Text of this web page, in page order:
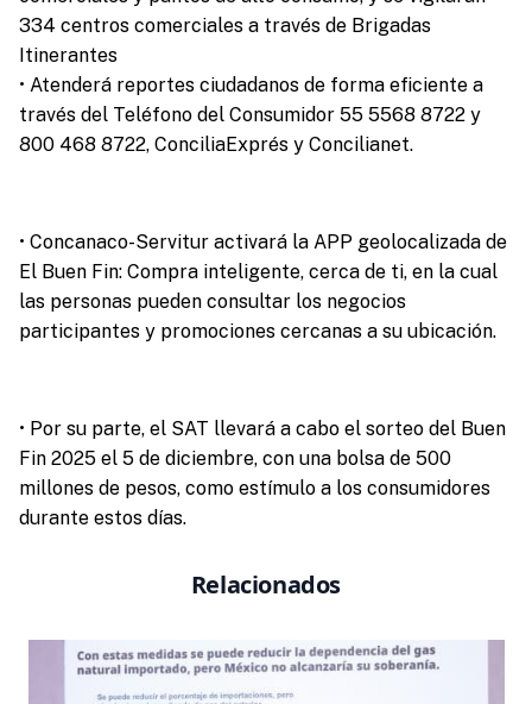
334 centros comerciales a través de Brigadas
Itinerantes
• Atenderá reportes ciudadanos de forma eficiente a
través del Teléfono del Consumidor 55 5568 8722 y
800 468 8722, ConciliaExprés y Concilianet.
• Concanaco-Servitur activará la APP geolocalizada de
El Buen Fin: Compra inteligente, cerca de ti, en la cual
las personas pueden consultar los negocios
participantes y promociones cercanas a su ubicación.
• Por su parte, el SAT llevará a cabo el sorteo del Buen
Fin 2025 el 5 de diciembre, con una bolsa de 500
millones de pesos, como estímulo a los consumidores
durante estos días.
Relacionados